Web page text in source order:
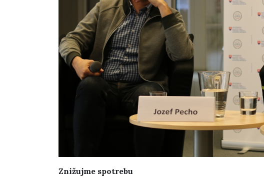
Znižujme spotrebu